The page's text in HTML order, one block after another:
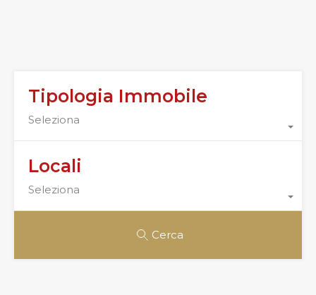
Tipologia Immobile
Seleziona
Locali
Seleziona
Cerca